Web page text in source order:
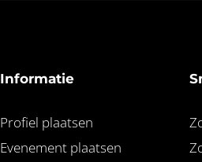
Informatie
Profiel plaatsen
Evenement plaatsen